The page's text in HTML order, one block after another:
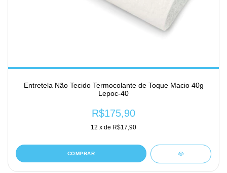
Entretela Não Tecido Termocolante de Toque Macio 40g
Lepoc-40
R$175,90
12 x de R$17,90
COMPRAR